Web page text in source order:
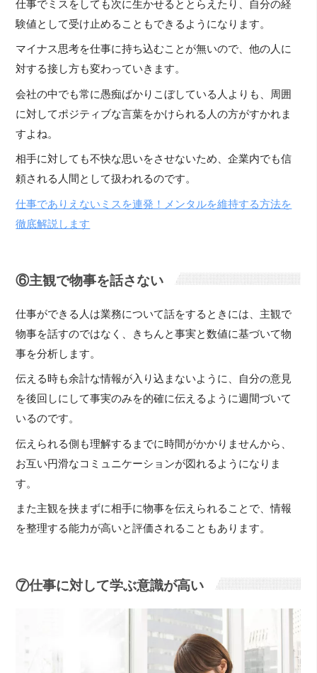
仕事でミスをしても次に生かせるととらえたり、自分の経
験値として受け止めることもできるようになります。
マイナス思考を仕事に持ち込むことが無いので、他の人に
対する接し方も変わっていきます。
会社の中でも常に愚痴ばかりこぼしている人よりも、周囲
に対してポジティブな言葉をかけられる人の方がすかれま
すよね。
相手に対しても不快な思いをさせないため、企業内でも信
頼される人間として扱われるのです。
仕事でありえないミスを連発！メンタルを維持する方法を
徹底解説します
⑥主観で物事を話さない
仕事ができる人は業務について話をするときには、主観で
物事を話すのではなく、きちんと事実と数値に基づいて物
事を分析します。
伝える時も余計な情報が入り込まないように、自分の意見
を後回しにして事実のみを的確に伝えるように週間づいて
いるのです。
伝えられる側も理解するまでに時間がかかりませんから、
お互い円滑なコミュニケーションが図れるようになりま
す。
また主観を挟まずに相手に物事を伝えられることで、情報
を整理する能力が高いと評価されることもあります。
⑦仕事に対して学ぶ意識が高い